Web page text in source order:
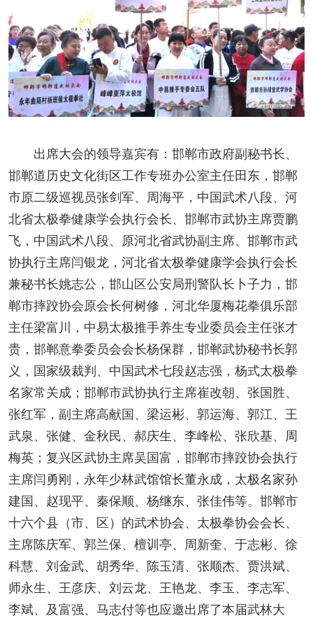
出席大会的领导嘉宾有：邯郸市政府副秘书长、
邯郸道历史文化街区工作专班办公室主任田东，邯郸
市原二级巡视员张剑军、周海平，中国武术八段、河
北省太极拳健康学会执行会长、邯郸市武协主席贾鹏
飞，中国武术八段、原河北省武协副主席、邯郸市武
协执行主席闫银龙，河北省太极拳健康学会执行会长
兼秘书长姚志公，邯山区公安局刑警队长卜子力，邯
郸市摔跤协会原会长何树修，河北华厦梅花拳俱乐部
主任梁富川，中易太极推手养生专业委员会主任张才
贵，邯郸意拳委员会会长杨保群，邯郸武协秘书长郭
义，国家级裁判、中国武术七段赵志强，杨式太极拳
名家常关成；邯郸市武协执行主席崔改朝、张国胜、
张红军，副主席高献国、梁运彬、郭运海、郭江、王
武泉、张健、金秋民、郝庆生、李峰松、张欣基、周
梅英；复兴区武协主席吴国富，邯郸市摔跤协会执行
主席闫勇刚，永年少林武馆馆长董永成，太极名家孙
建国、赵现平、秦保顺、杨继东、张佳伟等。 邯郸市
十六个县（市、区）的武术协会、太极拳协会会长、
主席陈庆军、郭兰保、檀训亭、周新奎、于志彬、徐
科慧、刘金武、胡秀华、陈玉清、张顺杰、贾洪斌、
师永生、王彦庆、刘云龙、王艳龙、李玉、李志军、
李斌、及富强、马志付等也应邀出席了本届武林大